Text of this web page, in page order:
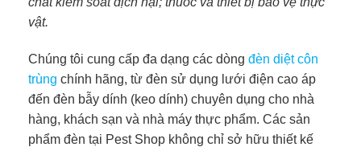
vật.
Chúng tôi cung cấp đa dạng các dòng đèn diệt côn
trùng chính hãng, từ đèn sử dụng lưới điện cao áp
đến đèn bẫy dính (keo dính) chuyên dụng cho nhà
hàng, khách sạn và nhà máy thực phẩm. Các sản
phẩm đèn tại Pest Shop không chỉ sở hữu thiết kế